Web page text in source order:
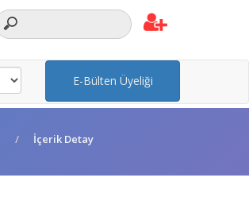
E-Bülten Üyeliği
İçerik Detay